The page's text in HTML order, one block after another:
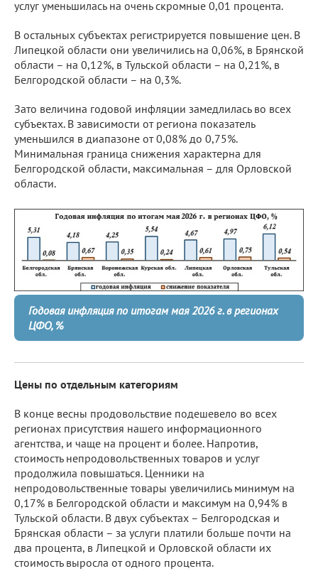
услуг уменьшилась на очень скромные 0,01 процента.
В остальных субъектах регистрируется повышение цен. В
Липецкой области они увеличились на 0,06%, в Брянской
области – на 0,12%, в Тульской области – на 0,21%, в
Белгородской области – на 0,3%.
Зато величина годовой инфляции замедлилась во всех
субъектах. В зависимости от региона показатель
уменьшился в диапазоне от 0,08% до 0,75%.
Минимальная граница снижения характерна для
Белгородской области, максимальная – для Орловской
области.
Годовая инфляция по итогам мая 2026 г. в регионах
ЦФО, %
Цены по отдельным категориям
В конце весны продовольствие подешевело во всех
регионах присутствия нашего информационного
агентства, и чаще на процент и более. Напротив,
стоимость непродовольственных товаров и услуг
продолжила повышаться. Ценники на
непродовольственные товары увеличились минимум на
0,17% в Белгородской области и максимум на 0,94% в
Тульской области. В двух субъектах – Белгородская и
Брянская области – за услуги платили больше почти на
два процента, в Липецкой и Орловской области их
стоимость выросла от одного процента.